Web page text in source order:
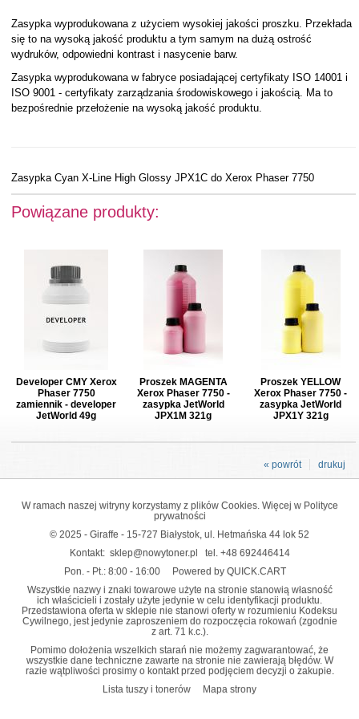
Zasypka wyprodukowana z użyciem wysokiej jakości proszku. Przekłada
się to na wysoką jakość produktu a tym samym na dużą ostrość
wydruków, odpowiedni kontrast i nasycenie barw.
Zasypka wyprodukowana w fabryce posiadającej certyfikaty ISO 14001 i
ISO 9001 - certyfikaty zarządzania środowiskowego i jakością. Ma to
bezpośrednie przełożenie na wysoką jakość produktu.
Zasypka Cyan X-Line High Glossy JPX1C do Xerox Phaser 7750
Powiązane produkty:
Developer CMY Xerox
Phaser 7750
zamiennik - developer
JetWorld 49g
Proszek MAGENTA
Xerox Phaser 7750 -
zasypka JetWorld
JPX1M 321g
Proszek YELLOW
Xerox Phaser 7750 -
zasypka JetWorld
JPX1Y 321g
drukuj
« powrót
W ramach naszej witryny korzystamy z plików Cookies. Więcej w Polityce
prywatności
© 2025 - Giraffe - 15-727 Białystok, ul. Hetmańska 44 lok 52
Kontakt: sklep@nowytoner.pl tel. +48 692446414
Pon. - Pt.: 8:00 - 16:00
Powered by QUICK.CART
Wszystkie nazwy i znaki towarowe użyte na stronie stanowią własność
ich właścicieli i zostały użyte jedynie w celu identyfikacji produktu.
Przedstawiona oferta w sklepie nie stanowi oferty w rozumieniu Kodeksu
Cywilnego, jest jedynie zaproszeniem do rozpoczęcia rokowań (zgodnie
z art. 71 k.c.).
Pomimo dołożenia wszelkich starań nie możemy zagwarantować, że
wszystkie dane techniczne zawarte na stronie nie zawierają błędów. W
razie wątpliwości prosimy o kontakt przed podjęciem decyzji o zakupie.
Lista tuszy i tonerów
Mapa strony